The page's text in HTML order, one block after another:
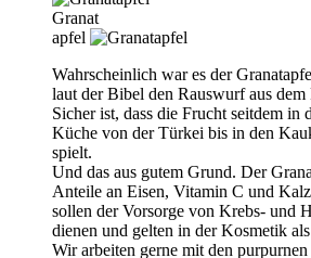
Granat
apfel
Wahrscheinlich war es der
laut der Bibel den Rauswurf aus dem
Sicher ist, dass die Frucht seitdem in
Küche von der Türkei bis in den
spielt.
Und das aus gutem Grund. Der
Anteile an Eisen, Vitamin C und
sollen der Vorsorge von Krebs- und
dienen und gelten in der Kosmetik
Wir arbeiten gerne mit den